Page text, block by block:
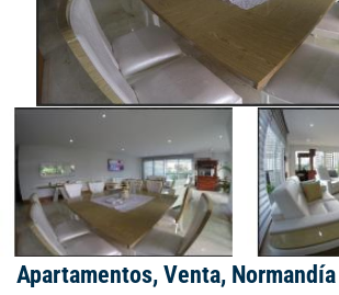
Apartamentos, Venta, Normandía